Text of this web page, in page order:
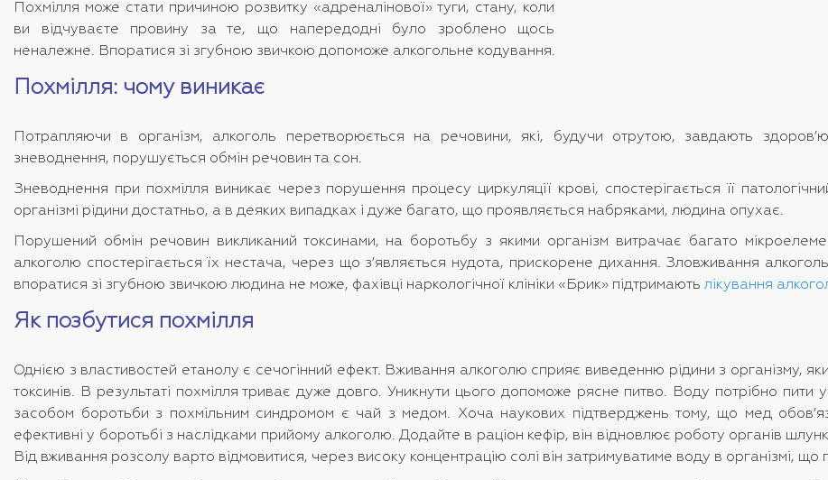
Похмілля може стати причиною розвитку «адреналінової» туги, стану, коли
ви відчуваєте провину за те, що напередодні було зроблено щось
неналежне. Впоратися зі згубною звичкою допоможе алкогольне кодування.
Похмілля: чому виникає
Потрапляючи в організм, алкоголь перетворюється на речовини, які, будучи отрутою, завдають
зневоднення, порушується обмін речовин та сон.
Зневоднення при похмілля виникає через порушення процесу циркуляції крові, спостерігається її
організмі рідини достатньо, а в деяких випадках і дуже багато, що проявляється набряками, людина опухає.
Порушений обмін речовин викликаний токсинами, на боротьбу з якими організм витрачає багато
алкоголю спостерігається їх нестача, через що з’являється нудота, прискорене дихання. Зловживання
впоратися зі згубною звичкою людина не може, фахівці наркологічної клініки «Брик» підтримають лікування
Як позбутися похмілля
Однією з властивостей етанолу є сечогінний ефект. Вживання алкоголю сприяє виведенню рідини з організму,
токсинів. В результаті похмілля триває дуже довго. Уникнути цього допоможе рясне питво. Воду потрібно пити у
засобом боротьби з похмільним синдромом є чай з медом. Хоча наукових підтверджень тому, що мед
ефективні у боротьбі з наслідками прийому алкоголю. Додайте в раціон кефір, він відновлює роботу органів
Від вживання розсолу варто відмовитися, через високу концентрацію солі він затримуватиме воду в організмі,